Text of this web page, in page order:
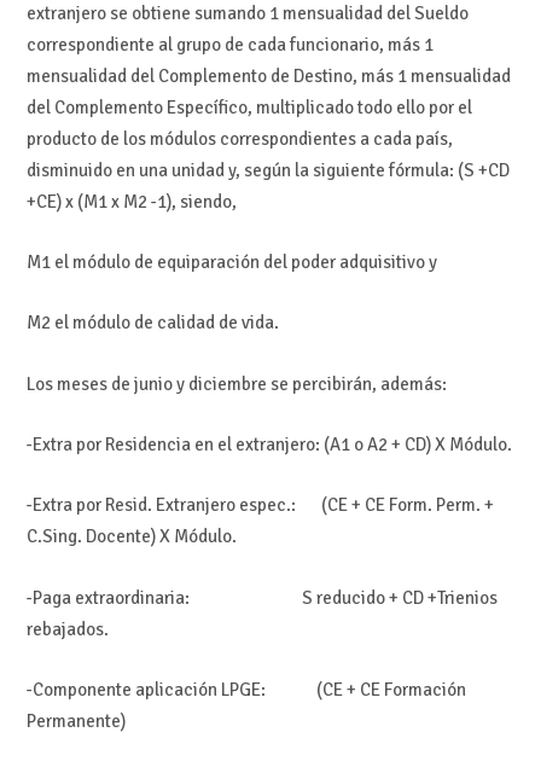
extranjero se obtiene sumando 1 mensualidad del Sueldo
correspondiente al grupo de cada funcionario, más 1
mensualidad del Complemento de Destino, más 1 mensualidad
del Complemento Específico, multiplicado todo ello por el
producto de los módulos correspondientes a cada país,
disminuido en una unidad y, según la siguiente fórmula: (S +CD
+CE) x (M1 x M2 -1), siendo,
M1 el módulo de equiparación del poder adquisitivo y
M2 el módulo de calidad de vida.
Los meses de junio y diciembre se percibirán, además:
-Extra por Residencia en el extranjero: (A1 o A2 + CD) X Módulo.
-Extra por Resid. Extranjero espec.: (CE + CE Form. Perm. +
C.Sing. Docente) X Módulo.
-Paga extraordinaria: S reducido + CD +Trienios
rebajados.
-Componente aplicación LPGE: (CE + CE Formación
Permanente)